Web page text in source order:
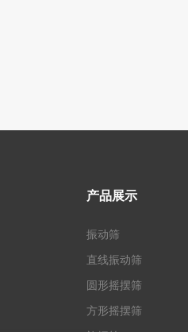
产品展示
振动筛
直线振动筛
圆形摇摆筛
方形摇摆筛